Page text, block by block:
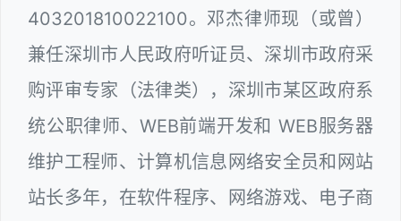
403201810022100。邓杰律师现（或曾）
兼任深圳市人民政府听证员、深圳市政府采
购评审专家（法律类），深圳市某区政府系
统公职律师、WEB前端开发和 WEB服务器
维护工程师、计算机信息网络安全员和网站
站长多年，在软件程序、网络游戏、电子商